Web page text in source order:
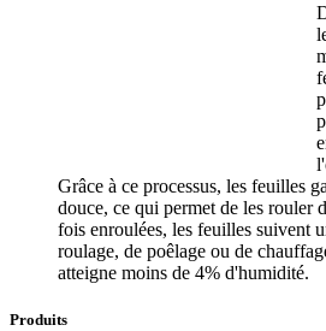
Grâce à ce processus, les feuilles
douce, ce qui permet de les rouler
fois enroulées, les feuilles suivent
roulage, de poêlage ou de
atteigne moins de 4% d'humidité.
Produits